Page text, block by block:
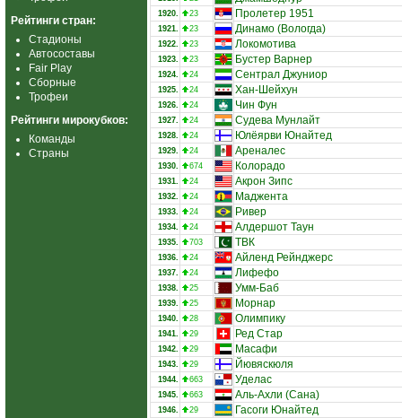
Рейтинги стран:
Стадионы
Автосоставы
Fair Play
Сборные
Трофеи
Рейтинги мирокубков:
Команды
Страны
1920. 23 Пролетер 1951
1921. 23 Динамо (Вологда)
1922. 23 Локомотива
1923. 23 Бустер Варнер
1924. 24 Сентрал Джуниор
1925. 24 Хан‑Шейхун
1926. 24 Чин Фун
1927. 24 Судева Мунлайт
1928. 24 Юлёярви Юнайтед
1929. 24 Ареналес
1930. 674 Колорадо
1931. 24 Акрон Зипс
1932. 24 Маджента
1933. 24 Ривер
1934. 24 Алдершот Таун
1935. 703 ТВК
1936. 24 Айленд Рейнджерс
1937. 24 Лифефо
1938. 25 Умм-Баб
1939. 25 Морнар
1940. 28 Олимпику
1941. 29 Ред Стар
1942. 29 Масафи
1943. 29 Йювяскюля
1944. 663 Уделас
1945. 663 Аль-Ахли (Сана)
1946. 29 Гасоги Юнайтед